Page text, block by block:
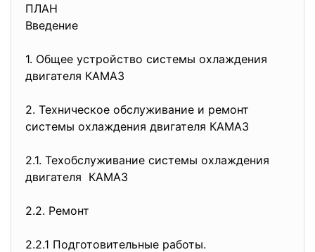
ПЛАН
Введение
1. Общее устройство системы охлаждения
двигателя КАМАЗ
2. Техническое обслуживание и ремонт
системы охлаждения двигателя КАМАЗ
2.1. Техобслуживание системы охлаждения
двигателя КАМАЗ
2.2. Ремонт
2.2.1 Подготовительные работы.